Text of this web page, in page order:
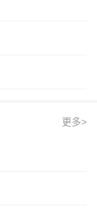
更多>